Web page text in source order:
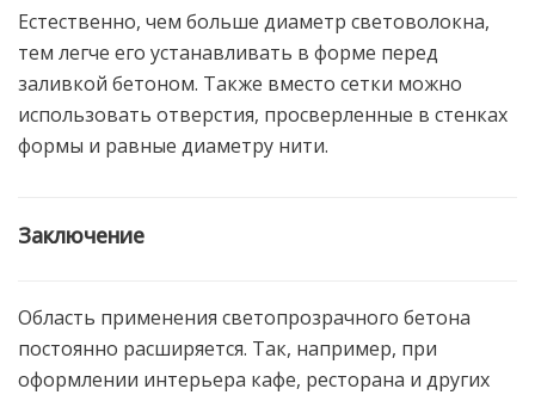
Естественно, чем больше диаметр световолокна,
тем легче его устанавливать в форме перед
заливкой бетоном. Также вместо сетки можно
использовать отверстия, просверленные в стенках
формы и равные диаметру нити.
Заключение
Область применения светопрозрачного бетона
постоянно расширяется. Так, например, при
оформлении интерьера кафе, ресторана и других